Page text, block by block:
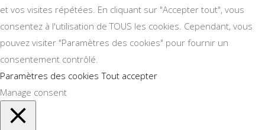
et vos visites répétées. En cliquant sur "Accepter tout", vous
consentez à l'utilisation de TOUS les cookies. Cependant, vous
pouvez visiter "Paramètres des cookies" pour fournir un
consentement contrôlé.
Paramètres des cookies Tout accepter
Manage consent